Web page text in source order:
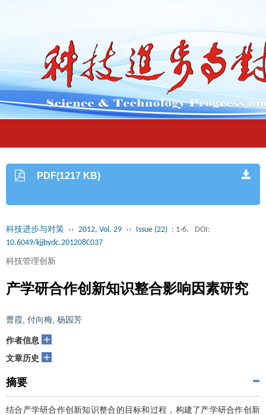
PDF(1217 KB)
科技进步与对策 ›› 2012, Vol. 29 ›› Issue (22) : 1-6.
DOI:
10.6049/kjjbydc.201208C037
科技管理创新
产学研合作创新知识整合影响因素研究
曹霞 付向梅 杨园芳
作者信息 +
文章历史 +
摘要
结合产学研合作创新知识整合的目标和过程，构建了产学研合作创新